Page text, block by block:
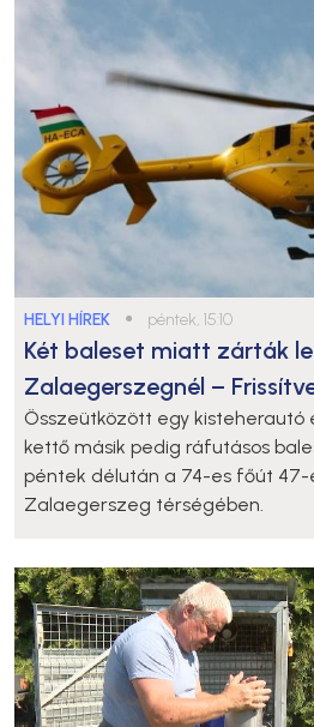
HELYI HÍREK ● péntek, 15:10
Két baleset miatt zárták
Zalaegerszegnél –
Összeütközött egy kisteherautó
kettő másik pedig ráfutásos
péntek délután a 74-es főút 47-
Zalaegerszeg térségében.